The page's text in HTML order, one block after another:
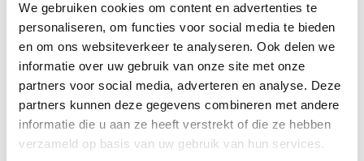
We gebruiken cookies om content en advertenties te
personaliseren, om functies voor social media te bieden
en om ons websiteverkeer te analyseren. Ook delen we
informatie over uw gebruik van onze site met onze
partners voor social media, adverteren en analyse. Deze
partners kunnen deze gegevens combineren met andere
informatie die u aan ze heeft verstrekt of die ze hebben
verzameld op basis van uw gebruik van hun services.
7,99